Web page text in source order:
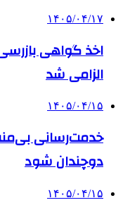
۱۴۰۵/۰۴/۱۷
اخذ گواهی
الزامی شد
۱۴۰۵/۰۴/۱۵
خدمت‌رسانی
دوچندان شود
۱۴۰۵/۰۴/۱۵